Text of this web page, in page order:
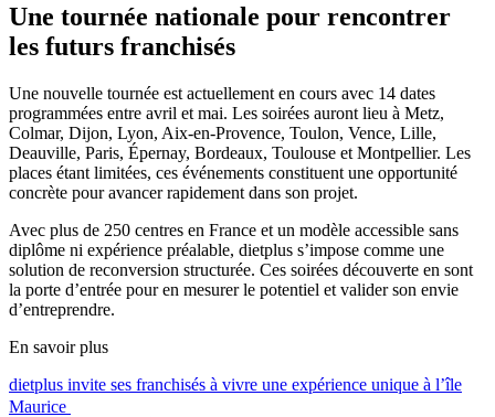
Une tournée nationale pour rencontrer
les futurs franchisés
Une nouvelle tournée est actuellement en cours avec 14 dates
programmées entre avril et mai. Les soirées auront lieu à Metz,
Colmar, Dijon, Lyon, Aix-en-Provence, Toulon, Vence, Lille,
Deauville, Paris, Épernay, Bordeaux, Toulouse et Montpellier. Les
places étant limitées, ces événements constituent une opportunité
concrète pour avancer rapidement dans son projet.
Avec plus de 250 centres en France et un modèle accessible sans
diplôme ni expérience préalable, dietplus s’impose comme une
solution de reconversion structurée. Ces soirées découverte en sont
la porte d’entrée pour en mesurer le potentiel et valider son envie
d’entreprendre.
En savoir plus
dietplus invite ses franchisés à vivre une expérience unique à l’île
Maurice